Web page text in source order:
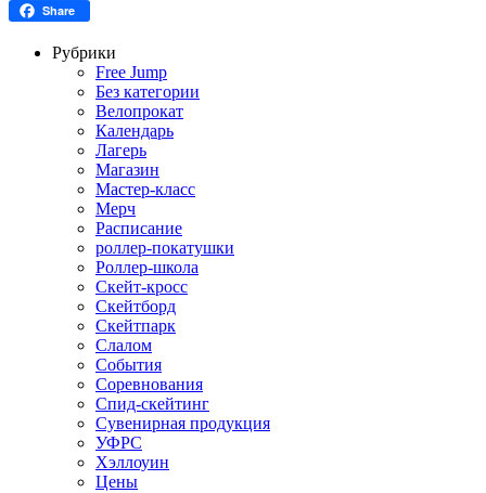
VK Share
Рубрики
Free Jump
Без категории
Велопрокат
Календарь
Лагерь
Магазин
Мастер-класс
Мерч
Расписание
роллер-покатушки
Роллер-школа
Скейт-кросс
Скейтборд
Скейтпарк
Слалом
События
Соревнования
Спид-скейтинг
Сувенирная продукция
УФРС
Хэллоуин
Цены